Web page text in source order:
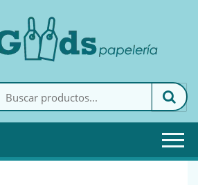
My Goods es tu papelería
online de confianza. Podrás
encontrar todo lo necesario